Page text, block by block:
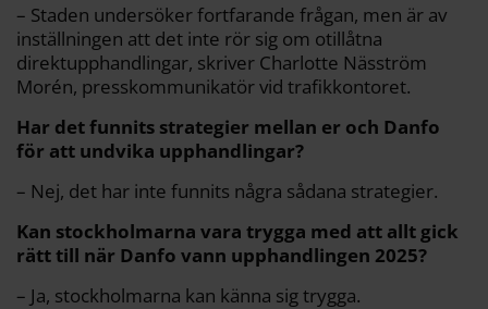
– Staden undersöker fortfarande frågan, men är av
inställningen att det inte rör sig om otillåtna
direktupphandlingar, skriver Charlotte Näsström
Morén, presskommunikatör vid trafikkontoret.
Har det funnits strategier mellan er och Danfo
för att undvika upphandlingar?
– Nej, det har inte funnits några sådana strategier.
Kan stockholmarna vara trygga med att allt gick
rätt till när Danfo vann upphandlingen 2025?
– Ja, stockholmarna kan känna sig trygga.